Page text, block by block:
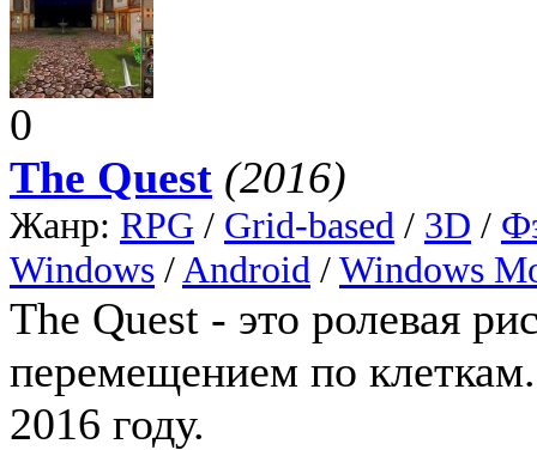
0
The Quest (2016)
Жанр: RPG / Grid-based / 3D /
Windows / Android /Windows
The Quest - это ролевая
перемещением по
2016 году.